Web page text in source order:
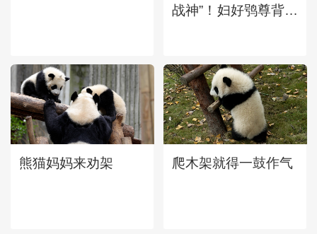
战神”！妇好鸮尊背后
熊猫妈妈来劝架 爬木架就得一鼓作气